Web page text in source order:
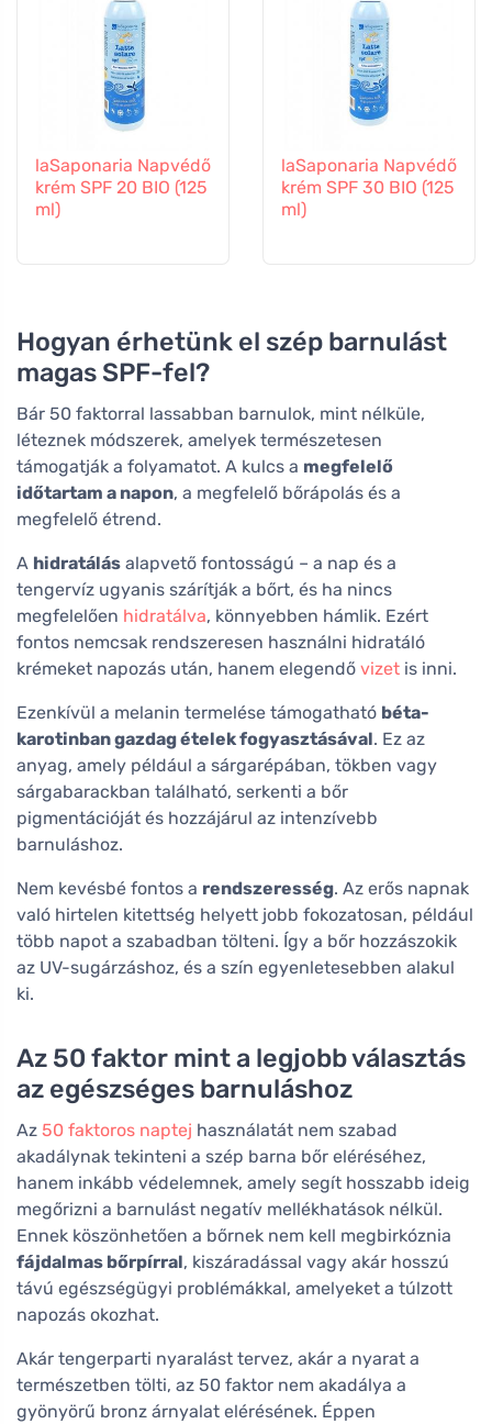
laSaponaria Napvédő
krém SPF 20 BIO (125
ml)
laSaponaria Napvédő
krém SPF 30 BIO (125
ml)
Hogyan érhetünk el szép barnulást
magas SPF-fel?
Bár 50 faktorral lassabban barnulok, mint nélküle,
léteznek módszerek, amelyek természetesen
támogatják a folyamatot. A kulcs a megfelelő
időtartam a napon, a megfelelő bőrápolás és a
megfelelő étrend.
A hidratálás alapvető fontosságú – a nap és a
tengervíz ugyanis szárítják a bőrt, és ha nincs
megfelelően hidratálva, könnyebben hámlik. Ezért
fontos nemcsak rendszeresen használni hidratáló
krémeket napozás után, hanem elegendő vizet is inni.
Ezenkívül a melanin termelése támogatható béta-
karotinban gazdag ételek fogyasztásával. Ez az
anyag, amely például a sárgarépában, tökben vagy
sárgabarackban található, serkenti a bőr
pigmentációját és hozzájárul az intenzívebb
barnuláshoz.
Nem kevésbé fontos a rendszeresség. Az erős napnak
való hirtelen kitettség helyett jobb fokozatosan, például
több napot a szabadban tölteni. Így a bőr hozzászokik
az UV-sugárzáshoz, és a szín egyenletesebben alakul
ki.
Az 50 faktor mint a legjobb választás
az egészséges barnuláshoz
Az 50 faktoros naptej használatát nem szabad
akadálynak tekinteni a szép barna bőr eléréséhez,
hanem inkább védelemnek, amely segít hosszabb ideig
megőrizni a barnulást negatív mellékhatások nélkül.
Ennek köszönhetően a bőrnek nem kell megbirkóznia
fájdalmas bőrpírral, kiszáradással vagy akár hosszú
távú egészségügyi problémákkal, amelyeket a túlzott
napozás okozhat.
Akár tengerparti nyaralást tervez, akár a nyarat a
természetben tölti, az 50 faktor nem akadálya a
gyönyörű bronz árnyalat elérésének. Éppen